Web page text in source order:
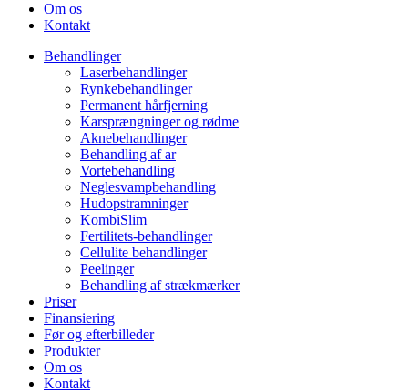
Om os
Kontakt
Behandlinger
Laserbehandlinger
Rynkebehandlinger
Permanent hårfjerning
Karsprængninger og rødme
Aknebehandlinger
Behandling af ar
Vortebehandling
Neglesvampbehandling
Hudopstramninger
KombiSlim
Fertilitets-behandlinger
Cellulite behandlinger
Peelinger
Behandling af strækmærker
Priser
Finansiering
Før og efterbilleder
Produkter
Om os
Kontakt